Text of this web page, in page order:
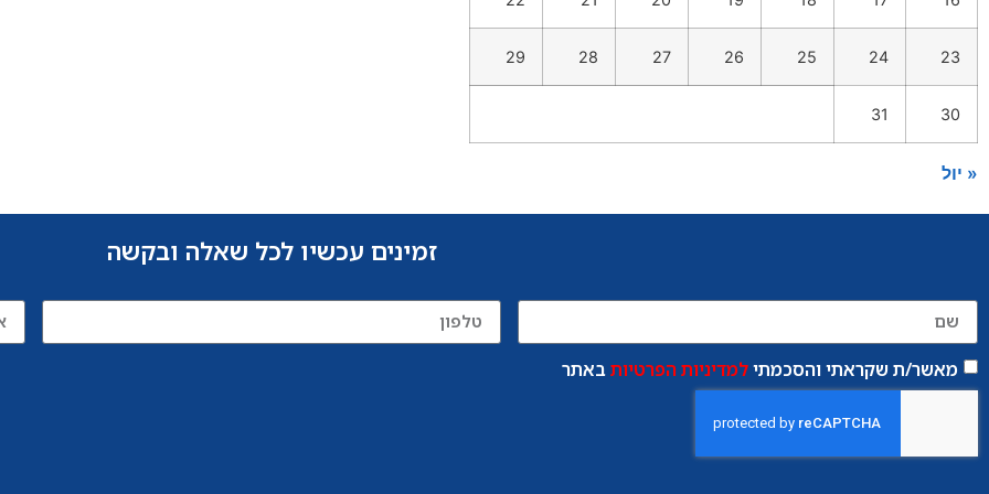
23
24
25
26
27
28
29
30
31
« יול
זמינים עכשיו לכל שאלה ובקשה
מאשר/ת שקראתי והסכמתילמדיניות הפרטיותבאתר